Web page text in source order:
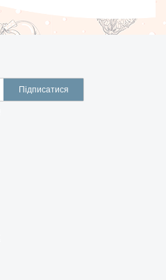
Підписатися